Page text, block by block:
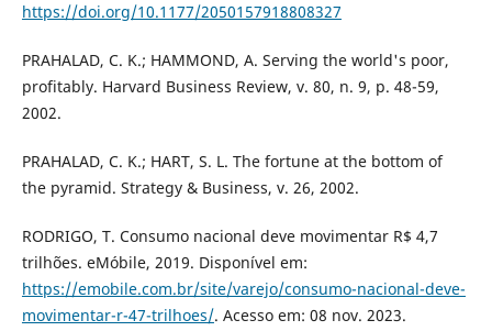
https://doi.org/10.1177/2050157918808327
PRAHALAD, C. K.; HAMMOND, A. Serving the world's poor,
profitably. Harvard Business Review, v. 80, n. 9, p. 48-59,
2002.
PRAHALAD, C. K.; HART, S. L. The fortune at the bottom of
the pyramid. Strategy & Business, v. 26, 2002.
RODRIGO, T. Consumo nacional deve movimentar R$ 4,7
trilhões. eMóbile, 2019. Disponível em:
https://emobile.com.br/site/varejo/consumo-nacional-deve-
movimentar-r-47-trilhoes/. Acesso em: 08 nov. 2023.